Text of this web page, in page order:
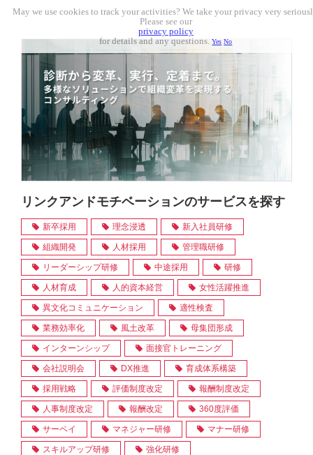
リンクアンドモチベーションのサービスを探す
新卒採用 理念浸透 新入社員研修
組織開発 人材採用 管理職研修
リーダーシップ研修 中途採用 研修
人材育成 人的資本経営 女性活躍推進
異文化コミュニケーション 適性検査
業務効率化 風土改革 母集団形成
インターンシップ 面接官トレーニング
会社説明会 DX推進 育成体系構築
採用戦略 評価制度改定 報酬制度改定
人事制度改定 報酬改定 360度評価
サーベイ マネジャー研修 マナー研修
スキルアップ研修 強化研修
May we use cookies to track your activities? We take your privacy very
Please see our
privacy policy
for details and any questions.Yes No